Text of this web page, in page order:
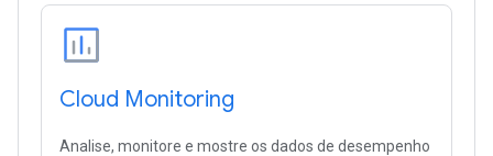
Cloud Monitoring
Analise, monitore e mostre os dados de desempenho